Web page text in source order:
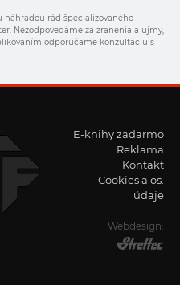
náhradou rád špecializovaného
Nezodpovedáme za zranenia a ujmy,
odporúčame konzultáciu s
E-knihy zadarmo
Reklama
Kontakt
Cookies a os.
údaje
Webdesign: